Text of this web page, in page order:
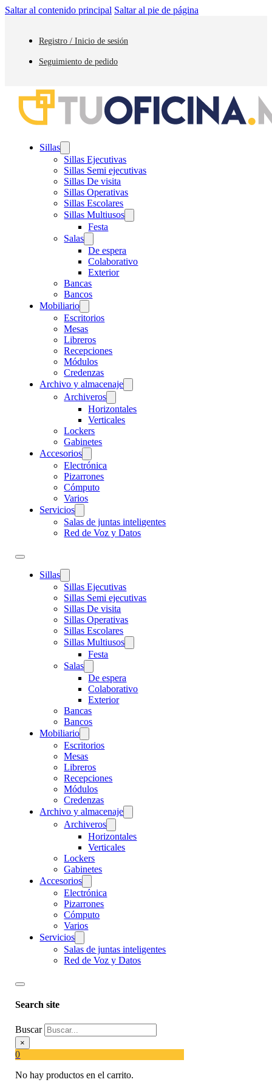
Saltar al contenido principal Saltar al pie de página
Registro / Inicio de sesión
Seguimiento de pedido
Sillas
Sillas Ejecutivas
Sillas Semi ejecutivas
Sillas De visita
Sillas Operativas
Sillas Escolares
Sillas Multiusos
Festa
Salas
De espera
Colaborativo
Exterior
Bancas
Bancos
Mobiliario
Escritorios
Mesas
Libreros
Recepciones
Módulos
Credenzas
Archivo y almacenaje
Archiveros
Horizontales
Verticales
Lockers
Gabinetes
Accesorios
Electrónica
Pizarrones
Cómputo
Varios
Servicios
Salas de juntas inteligentes
Red de Voz y Datos
Sillas
Sillas Ejecutivas
Sillas Semi ejecutivas
Sillas De visita
Sillas Operativas
Sillas Escolares
Sillas Multiusos
Festa
Salas
De espera
Colaborativo
Exterior
Bancas
Bancos
Mobiliario
Escritorios
Mesas
Libreros
Recepciones
Módulos
Credenzas
Archivo y almacenaje
Archiveros
Horizontales
Verticales
Lockers
Gabinetes
Accesorios
Electrónica
Pizarrones
Cómputo
Varios
Servicios
Salas de juntas inteligentes
Red de Voz y Datos
Search site
Buscar
×
0
No hay productos en el carrito.